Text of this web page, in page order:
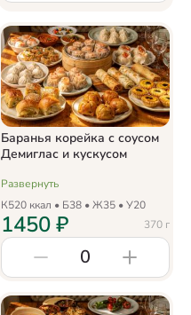
Баранья корейка с соусом
Демиглас и кускусом
Развернуть
К520 ккал • Б38 • Ж35 • У20
370 г
1450₽
0